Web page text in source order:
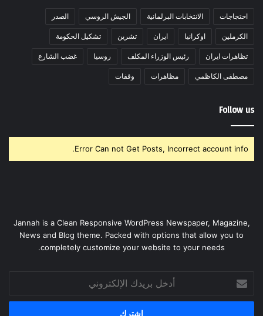
احتجاجات الانتخابات البرلمانية الجيش الروسي الصدر
الكرملين اوكرانيا ايران تشرين تشكيل الحكومة
تظاهرات ايران رئيس الوزراء المكلف روسيا غضب الشارع
مصطفى الكاظمي مظاهرات وقفات
Follow us
Error Can not Get Posts, Incorrect account info.
Jannah is a Clean Responsive WordPress Newspaper, Magazine,
News and Blog theme. Packed with options that allow you to
completely customize your website to your needs.
بريدك
الإلكتروني